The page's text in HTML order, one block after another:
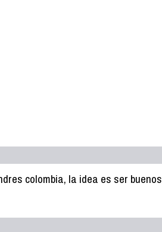
colombia, la idea es ser buenos